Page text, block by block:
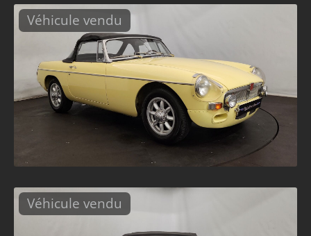
Véhicule vendu
Véhicule vendu